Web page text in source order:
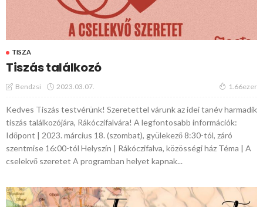
TISZA
Tiszás találkozó
Bendzsi 2023.03.07. 1.66ezer
Kedves Tiszás testvérünk! Szeretettel várunk az idei tanév harmadik
tiszás találkozójára, Rákóczifalvára! A legfontosabb információk:
Időpont | 2023. március 18. (szombat), gyülekező 8:30-tól, záró
szentmise 16:00-tól Helyszín | Rákóczifalva, közösségi ház Téma | A
cselekvő szeretet A programban helyet kapnak...